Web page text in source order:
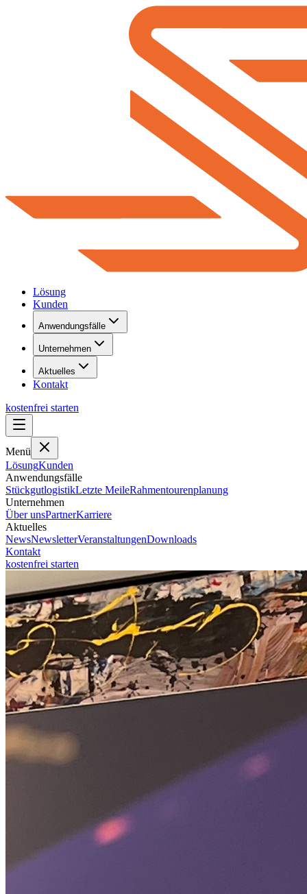
Lösung
Kunden
Anwendungsfälle
Unternehmen
Aktuelles
Kontakt
kostenfrei starten
Menü
LösungKunden
Anwendungsfälle
StückgutlogistikLetzte MeileRahmentourenplanung
Unternehmen
Über unsPartnerKarriere
Aktuelles
NewsNewsletterVeranstaltungenDownloads
Kontakt
kostenfrei starten